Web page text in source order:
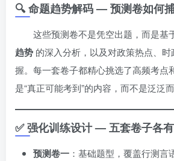
🔍 命题趋势解码 — 预测卷如何
这些预测卷不是凭空出题，而是基
趋势 的深入分析，以及对政策热点、
握。每一套卷子都精心挑选了高频考点
是“真正可能考到”的内容，而不是泛泛
✅ 强化训练设计 — 五套卷子各
预测卷一 ：基础题型，覆盖行测